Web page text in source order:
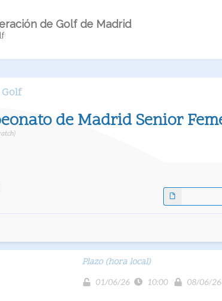
de Golf de Madrid
de Madrid Senior
Plazo (hora local)
01/06/26 10:00 08/06/26